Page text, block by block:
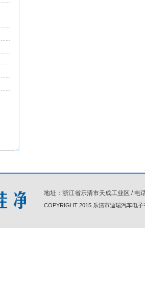
地址：浙江省乐清市天成工业区 /
COPYRIGHT 2015 乐清市迪瑞汽车电